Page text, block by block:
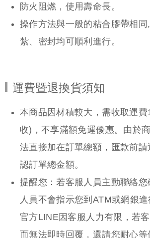
防火阻燃，使用壽命長。
操作方法與一般的粘合膠帶相同
紮、密封均可順利進行。
運費暨退換貨須知
本商品